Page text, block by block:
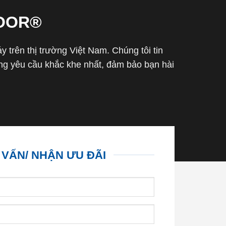
trên thị trường Việt Nam. Chúng tôi tin
yêu cầu khắc khe nhất, đảm bảo bạn hài
NHẬN ƯU ĐÃI